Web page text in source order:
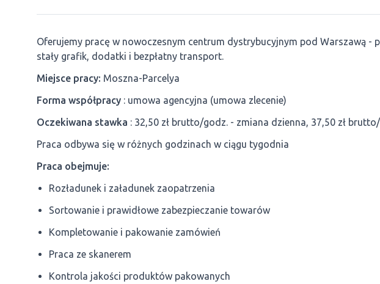
Oferujemy pracę w nowoczesnym centrum dystrybucyjnym pod Warszawą -
stały grafik, dodatki i bezpłatny transport.
Miejsce pracy: Moszna-Parcelya
Forma współpracy : umowa agencyjna (umowa zlecenie)
Oczekiwana stawka : 32,50 zł brutto/godz. - zmiana dzienna, 37,50 zł
Praca odbywa się w różnych godzinach w ciągu tygodnia
Praca obejmuje:
Rozładunek i załadunek zaopatrzenia
Sortowanie i prawidłowe zabezpieczanie towarów
Kompletowanie i pakowanie zamówień
Praca ze skanerem
Kontrola jakości produktów pakowanych